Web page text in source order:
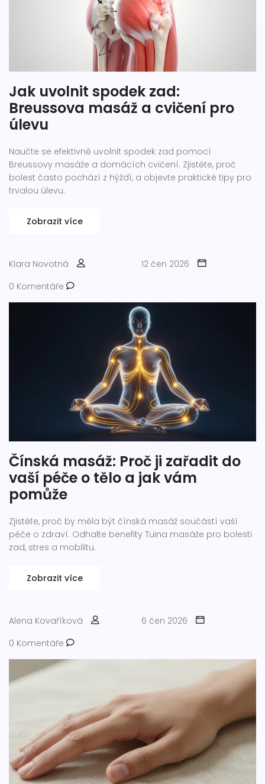
Jak uvolnit spodek zad:
Breussova masáž a cvičení pro
úlevu
Naučte se efektivně uvolnit spodek zad pomocí
Breussovy masáže a domácích cvičení. Zjistěte, proč
bolest často pochází z hýždí, a objevte praktické tipy pro
trvalou úlevu.
Zobrazit více
Klara Novotná
12 čen 2026
0 Komentáře
Čínská masáž: Proč ji zařadit do
vaší péče o tělo a jak vám
pomůže
Zjistěte, proč by měla být čínská masáž součástí vaší
péče o zdraví. Odhalte benefity Tuina masáže pro bolesti
zad, stres a mobilitu.
Zobrazit více
Alena Kovaříková
6 čen 2026
0 Komentáře